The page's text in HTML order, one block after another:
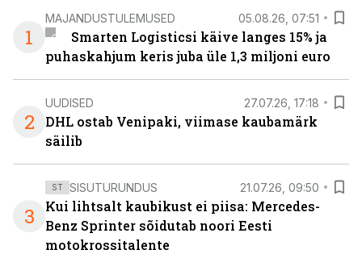
1
MAJANDUSTULEMUSED 05.08.26, 07:51
Smarten Logisticsi käive langes 15% ja
puhaskahjum keris juba üle 1,3 miljoni euro
2
UUDISED 27.07.26, 17:18
DHL ostab Venipaki, viimase kaubamärk
säilib
3
ST SISUTURUNDUS 21.07.26, 09:50
Kui lihtsalt kaubikust ei piisa: Mercedes-
Benz Sprinter sõidutab noori Eesti
motokrossitalente